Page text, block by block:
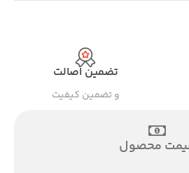
تضمین اصالت
و تضمین کیفیت
محصول